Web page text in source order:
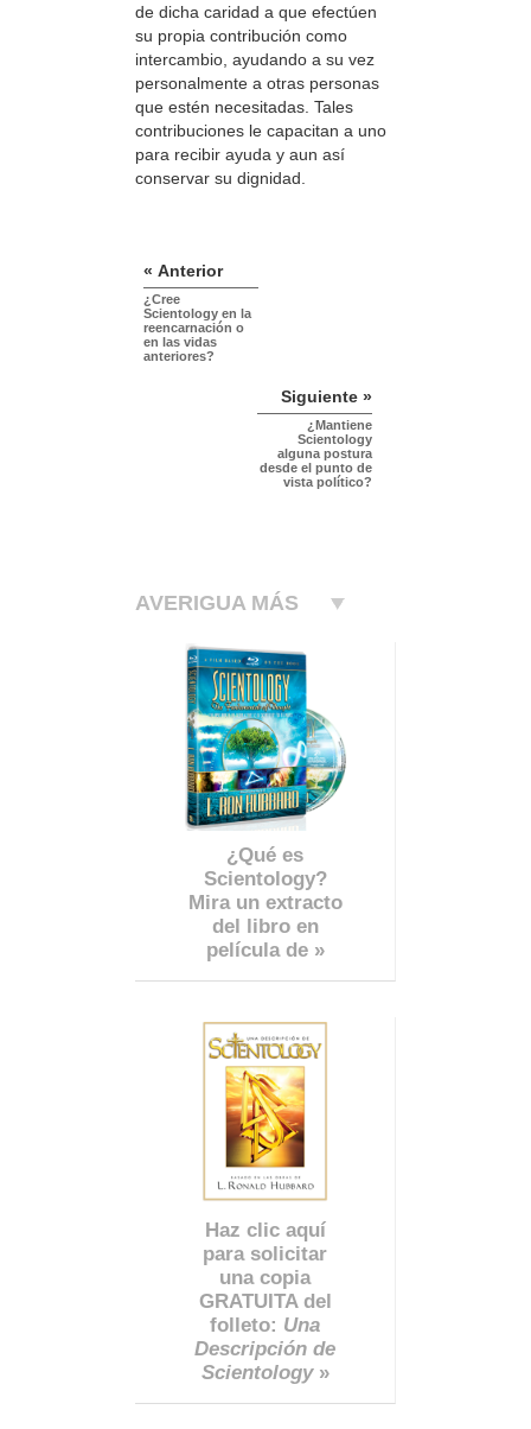
de dicha caridad a que efectúen
su propia contribución como
intercambio, ayudando a su vez
personalmente a otras personas
que estén necesitadas. Tales
contribuciones le capacitan a uno
para recibir ayuda y aun así
conservar su dignidad.
« Anterior
¿Cree
Scientology en la
reencarnación o
en las vidas
anteriores?
Siguiente »
¿Mantiene
Scientology
alguna postura
desde el punto de
vista político?
AVERIGUA MÁS
¿Qué es
Scientology?
Mira un extracto
del libro en
película de »
Haz clic aquí
para solicitar
una copia
GRATUITA del
folleto: Una
Descripción de
Scientology»